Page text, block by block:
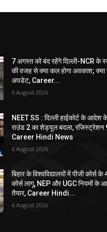
7 अगस्त को बंद रहेंगे दिल्ली-NCR के
की वजह से क्या कल होगा अवकाश; क्या
अपडेट, Career...
6 August 2026
NEET SS : दिल्ली हाईकोर्ट के आदेश
राउंड 2 का शेड्यूल बदला,
Career Hindi News
6 August 2026
बिहार के विश्वविद्यालयों में पीजी कोर्स
कोर्स लागू, NEP और UGC नियमों के
तैयार, Career Hindi...
6 August 2026